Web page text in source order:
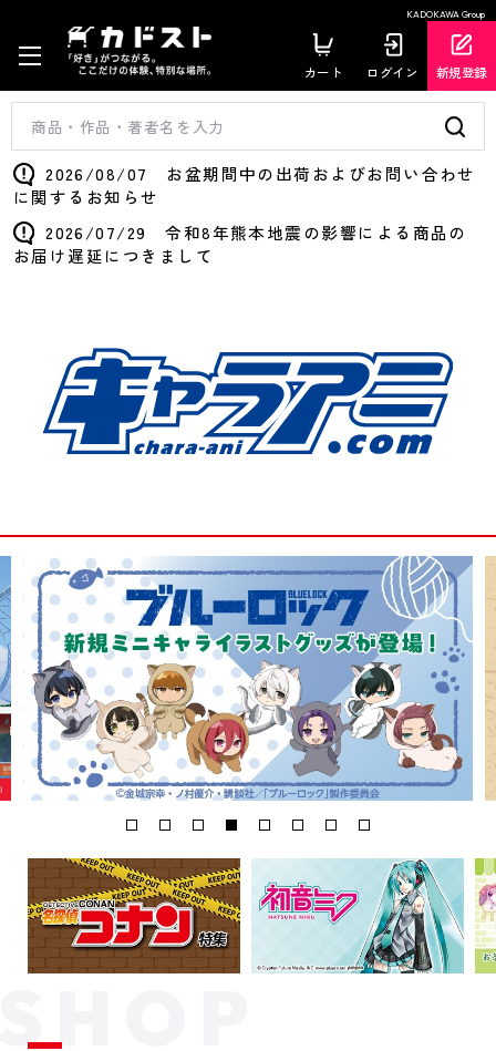
KADOKAWA Group
カート ログイン 新規登録
2026/08/07 お盆期間中の出荷およびお問い合わせ
に関するお知らせ
2026/07/29 令和8年熊本地震の影響による商品の
お届け遅延につきまして